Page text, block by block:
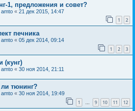
1, предложения и совет?
amto « 21 дек 2015, 14:47
1 2
печника
amto « 05 дек 2014, 09:14
1 2 3
(кунг)
amto « 30 ноя 2014, 21:11
тюнинг?
amto « 30 ноя 2014, 19:49
1 … 9 10 11 12